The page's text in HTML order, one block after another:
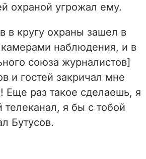
охраной угрожал ему.
в кругу охраны зашел в
наблюдения, и в
союза журналистов]
и гостей закричал мне
Еще раз такое сделаешь, я
я бы с тобой
Бутусов.